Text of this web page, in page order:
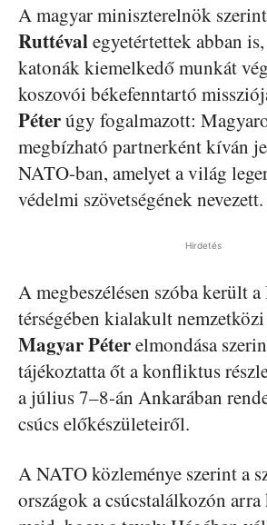
A magyar miniszterelnök szerint
Ruttévalegyetértettek abban
katonák kiemelkedő munkát
koszovói békefenntartó
Péterúgy fogalmazott:
megbízható partnerként kíván
NATO-ban, amelyet a világ
védelmi szövetségének nevezett.
Hirdetés
A megbeszélésen szóba került
térségében kialakult
Magyar Péterelmondása
tájékoztatta őt a konfliktus
a július 7–8-án Ankarában
csúcs előkészületeiről.
A NATO közleménye szerint a
országok a csúcstalálkozón